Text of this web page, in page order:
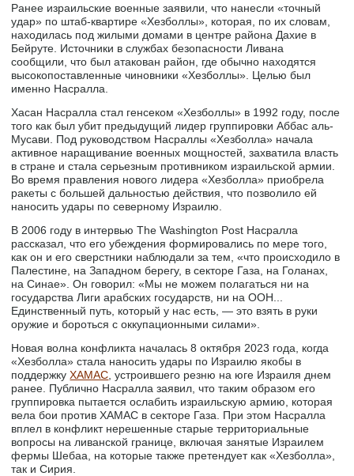
Ранее израильские военные заявили, что нанесли «точный
удар» по штаб-квартире «Хезболлы», которая, по их словам,
находилась под жилыми домами в центре района Дахие в
Бейруте. Источники в службах безопасности Ливана
сообщили, что был атакован район, где обычно находятся
высокопоставленные чиновники «Хезболлы». Целью был
именно Насралла.
Хасан Насралла стал генсеком «Хезболлы» в 1992 году, после
того как был убит предыдущий лидер группировки Аббас аль-
Мусави. Под руководством Насраллы «Хезболла» начала
активное наращивание военных мощностей, захватила власть
в стране и стала серьезным противником израильской армии.
Во время правления нового лидера «Хезболла» приобрела
ракеты с большей дальностью действия, что позволило ей
наносить удары по северному Израилю.
В 2006 году в интервью The Washington Post Насралла
рассказал, что его убеждения формировались по мере того,
как он и его сверстники наблюдали за тем, «что происходило в
Палестине, на Западном берегу, в секторе Газа, на Голанах,
на Синае». Он говорил: «Мы не можем полагаться ни на
государства Лиги арабских государств, ни на ООН...
Единственный путь, который у нас есть, — это взять в руки
оружие и бороться с оккупационными силами».
Новая волна конфликта началась 8 октября 2023 года, когда
«Хезболла» стала наносить удары по Израилю якобы в
поддержкуХАМАС , устроившего резню на юге Израиля днем
ранее. Публично Насралла заявил, что таким образом его
группировка пытается ослабить израильскую армию, которая
вела бои против ХАМАС в секторе Газа. При этом Насралла
вплел в конфликт нерешенные старые территориальные
вопросы на ливанской границе, включая занятые Израилем
фермы Шебаа, на которые также претендует как «Хезболла»,
так и Сирия.